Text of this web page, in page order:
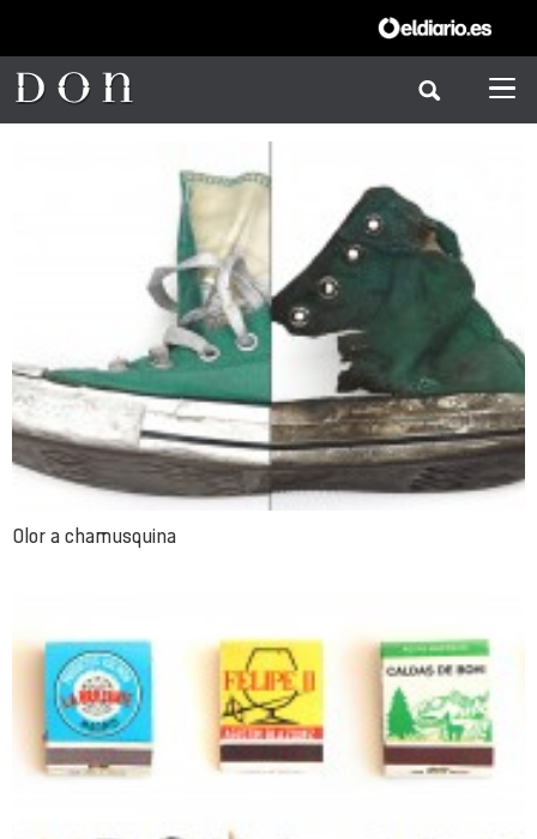
Olor a chamusquina